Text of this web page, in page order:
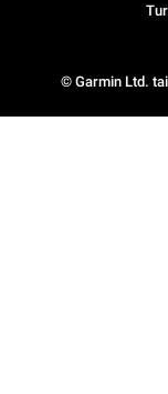
© Garmin Ltd.